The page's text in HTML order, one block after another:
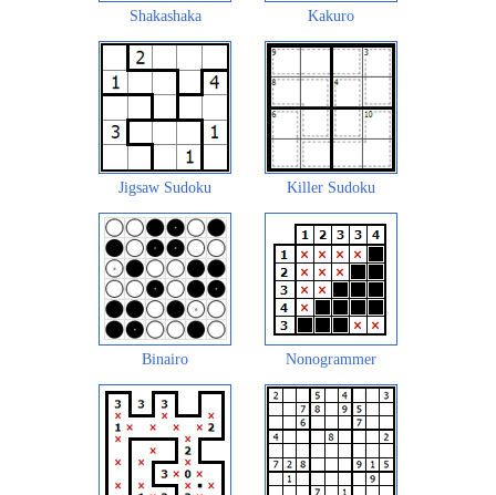
Shakashaka Kakuro
Jigsaw Sudoku Killer Sudoku
Binairo Nonogrammer